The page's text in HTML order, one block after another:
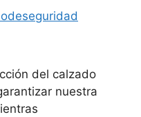
del calzado
nuestra